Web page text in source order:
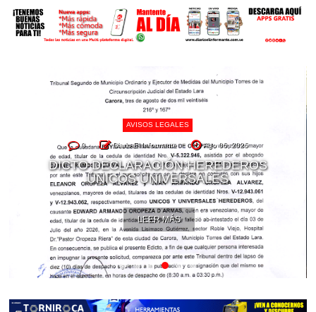
AVISOS LEGALES
0 Diario El Informante Ago 06, 2026
DICTO DECLARACIÓN HEREDEROS
ÚNICOS UNIVERSALES
LEER MÁS